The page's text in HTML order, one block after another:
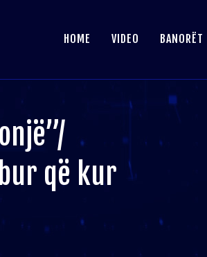
HOME VIDEO BANORËT
që kur